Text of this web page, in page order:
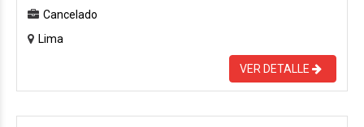
Cancelado
Lima
VER DETALLE